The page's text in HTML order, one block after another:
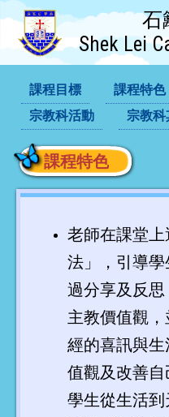
石
Shek Lei
課程目標 課程特色
宗教科活動
宗教科
課程特色
老師在課堂
法」，引導
過分享及反
主教價值觀
經的喜訊與
值觀及改善
學生從生活